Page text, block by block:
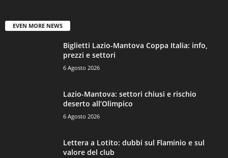
EVEN MORE NEWS
Biglietti Lazio-Mantova Coppa Italia: info,
prezzi e settori
6 Agosto 2026
Lazio-Mantova: settori chiusi e rischio
deserto all’Olimpico
6 Agosto 2026
Lettera a Lotito: dubbi sul Flaminio e sul
valore del club